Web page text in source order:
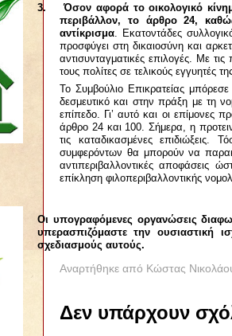
3.
Όσον αφορά το οικολογικό
περιβάλλον, το άρθρο 24,
αντίκρισμα . Εκατοντάδες
προσφύγει στη δικαιοσύνη και
αντισυνταγματικές επιλογές. Με
τους πολίτες σε τελικούς εγγυητές
Το Συμβούλιο Επικρατείας
δεσμευτικό και στην πράξη με τη
επίπεδο. Γι’ αυτό και οι
άρθρο 24 και 100. Σήμερα, η
τις καταδικασμένες επιδιώξεις.
συμφερόντων θα μπορούν να
αντιπεριβαλλοντικές αποφάσεις
επίκληση φιλοπεριβαλλοντικής
Οι υπογραφόμενες οργανώσεις
υπερασπιζόμαστε την ουσιαστική
σχεδιασμούς αυτούς.
Αναρτήθηκε από Κώστας
Δεν υπάρχουν